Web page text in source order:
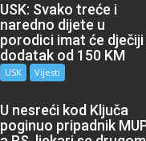
USK: Svako treće i
naredno dijete u
porodici imat će dječiji
dodatak od 150 KM
USK Vijesti
U nesreći kod Ključa
poginuo pripadnik